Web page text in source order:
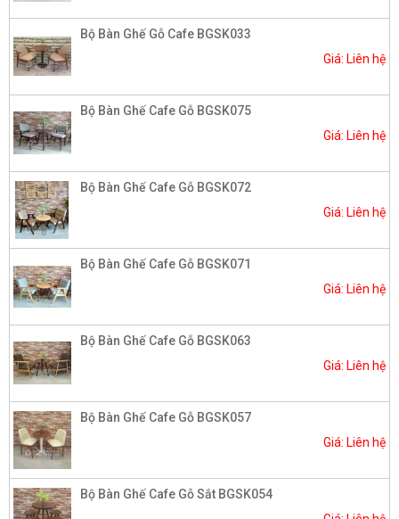
Bộ Bàn Ghế Gỗ Cafe BGSK033
Giá: Liên hệ
Bộ Bàn Ghế Cafe Gỗ BGSK075
Giá: Liên hệ
Bộ Bàn Ghế Cafe Gỗ BGSK072
Giá: Liên hệ
Bộ Bàn Ghế Cafe Gỗ BGSK071
Giá: Liên hệ
Bộ Bàn Ghế Cafe Gỗ BGSK063
Giá: Liên hệ
Bộ Bàn Ghế Cafe Gỗ BGSK057
Giá: Liên hệ
Bộ Bàn Ghế Cafe Gỗ Sắt BGSK054